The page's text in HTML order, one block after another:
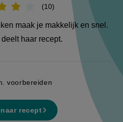
10
Beoordeel
'Sticky
kip
en
spitskool
maak je makkelijk en snel.
haar recept.
voorbereiden
recept